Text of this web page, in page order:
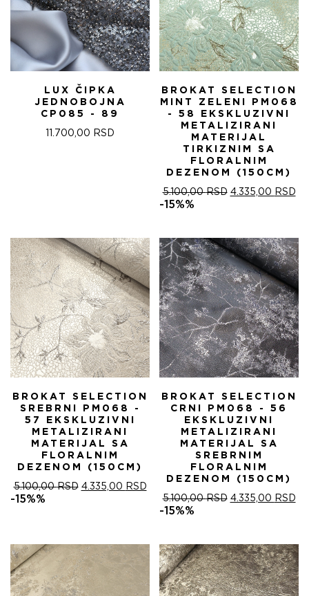
LUX ČIPKA
JEDNOBOJNA
CP085 - 89
11.700,00 RSD
BROKAT SELECTION
MINT ZELENI PM068
- 58 EKSKLUZIVNI
METALIZIRANI
MATERIJAL
TIRKIZNIM SA
FLORALNIM
DEZENOM (150CM)
5.100,00RSD ОРИГИНАЛНА
5.100,00 RSD.
4.335,00 RSD
-15%%
BROKAT SELECTION
SREBRNI PM068 -
57 EKSKLUZIVNI
METALIZIRANI
MATERIJAL SA
FLORALNIM
DEZENOM (150CM)
5.100,00RSD ОРИГИНАЛНА
4.335,00 RSDТРЕНУТНА
ЦЕНА
-15%%
BROKAT SELECTION
CRNI PM068 - 56
EKSKLUZIVNI
METALIZIRANI
MATERIJAL SA
SREBRNIM
FLORALNIM
DEZENOM (150CM)
5.100,00RSD ОРИГИНАЛНА
5.100,00 RSD.
4.335,00 RSD
-15%%